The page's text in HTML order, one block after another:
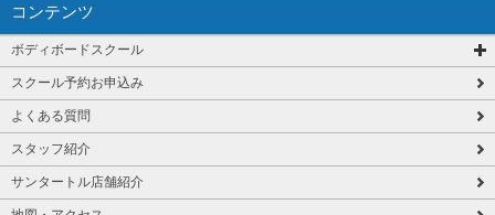
コンテンツ
ボディボードスクール
スクール予約お申込み
よくある質問
スタッフ紹介
サンタートル店舗紹介